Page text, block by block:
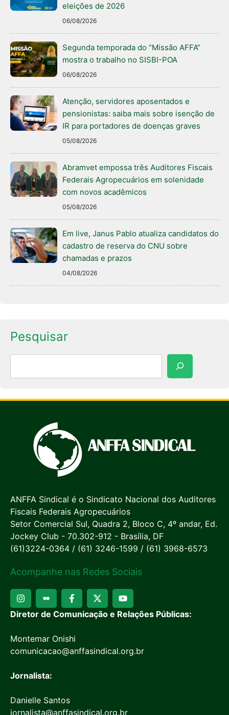
eleições de 2026
06/08/2026
Segunda temporada do “Missão AFFA”
mostra o trabalho no SISBI-POA
06/08/2026
Atenção, servidores aposentados e
pensionistas: saiba mais sobre isenção de
IR para portadores de doenças graves
05/08/2026
Abramvet empossa três Auditores Fiscais
Federais Agropecuários em solenidade
com novos acadêmicos
05/08/2026
Em live, Janus Pablo atualiza candidatos do
cadastro de reserva do CNU sobre
chamadas e prazos
04/08/2026
Pesquisar
ANFFA Sindical é o Sindicato Nacional dos Auditores
Fiscais Federais Agropecuários
Setor Comercial Sul, Quadra 2, Bloco C, 4º andar, Ed.
Jockey Club - 70.302-912 - Brasília, DF
(61)3224-0364 / (61) 3246-1599 / (61) 3968-6573
Acompanhe nas Redes Sociais
Diretor de Comunicação e Relações Públicas:
Montemar Onishi
comunicacao@anffasindical.org.br
Jornalista:
Danielle Santos
jornalista@anffasindical.org.br